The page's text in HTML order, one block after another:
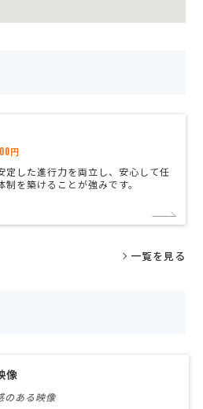
円
定した進行力を両立し、安心して任
制を築けることが強みです。
一覧を見る
像
のある映像